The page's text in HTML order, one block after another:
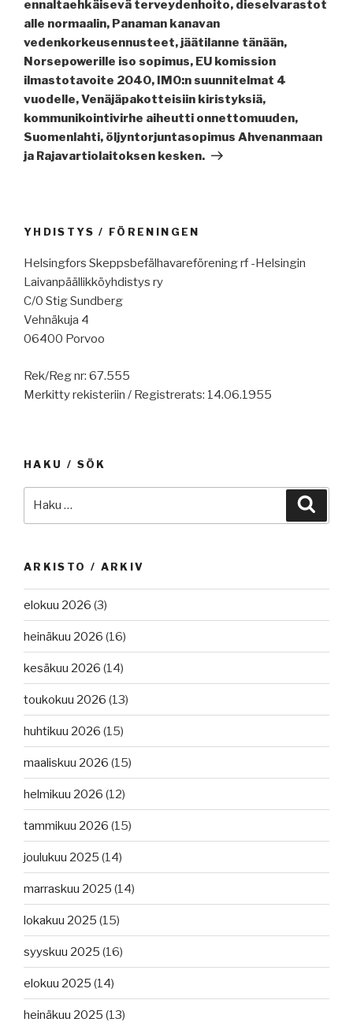
ennaltaehkäisevä terveydenhoito, dieselvarastot
alle normaalin, Panaman kanavan
vedenkorkeusennusteet, jäätilanne tänään,
Norsepowerille iso sopimus, EU komission
ilmastotavoite 2040, IMO:n suunnitelmat 4
vuodelle, Venäjäpakotteisiin kiristyksiä,
kommunikointivirhe aiheutti onnettomuuden,
Suomenlahti, öljyntorjuntasopimus Ahvenanmaan
ja Rajavartiolaitoksen kesken.
YHDISTYS / FÖRENINGEN
Helsingfors Skeppsbefälhavareförening rf -Helsingin
Laivanpäällikköyhdistys ry
C/0 Stig Sundberg
Vehnäkuja 4
06400 Porvoo
Rek/Reg nr: 67.555
Merkitty rekisteriin / Registrerats: 14.06.1955
HAKU / SÖK
ARKISTO / ARKIV
elokuu 2026 (3)
heinäkuu 2026 (16)
kesäkuu 2026 (14)
toukokuu 2026 (13)
huhtikuu 2026 (15)
maaliskuu 2026 (15)
helmikuu 2026 (12)
tammikuu 2026 (15)
joulukuu 2025 (14)
marraskuu 2025 (14)
lokakuu 2025 (15)
syyskuu 2025 (16)
elokuu 2025 (14)
heinäkuu 2025 (13)